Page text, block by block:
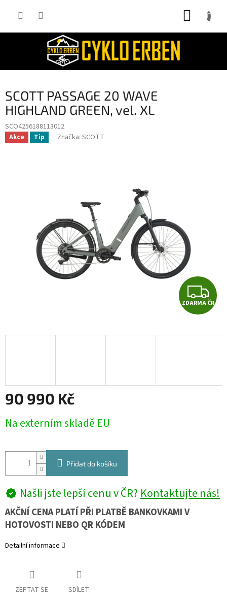
SCOTT PASSAGE 20 WAVE
HIGHLAND GREEN, vel. XL
SCO4256188113012
Akce Tip Značka: SCOTT
Z
D
A
ZDARMA ČR
90 990 Kč
cena:
Na externím skladě EU
Přidat do košíku
Našli jste lepší cenu v ČR?Kontaktujte nás!
AKČNÍ CENA PLATÍ PŘI PLATBĚ BANKOVKAMI V
HOTOVOSTI NEBO QR KÓDEM
Detailní informace
ZEPTAT SE SDÍLET